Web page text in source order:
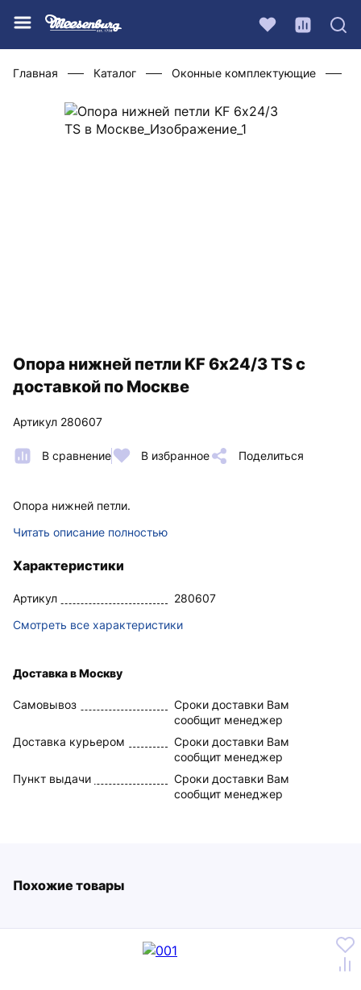
Главная Каталог Оконные комплектующие
Опора нижней петли KF 6х24/3 TS с
доставкой по Москве
Артикул 280607
В сравнение В избранное Поделиться
Опора нижней петли.
Читать описание полностью
Характеристики
Артикул
280607
Смотреть все характеристики
Доставка в Москву
Самовывоз
Сроки доставки Вам
сообщит менеджер
Доставка курьером
Сроки доставки Вам
сообщит менеджер
Пункт выдачи
Сроки доставки Вам
сообщит менеджер
Похожие товары